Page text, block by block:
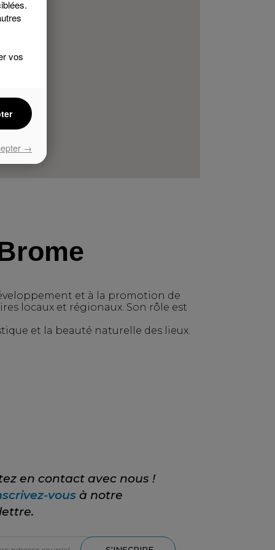
et à la promotion de
locaux et régionaux. Son rôle est
et la beauté naturelle des lieux.
en contact avec nous !
vous à notre
vos
→